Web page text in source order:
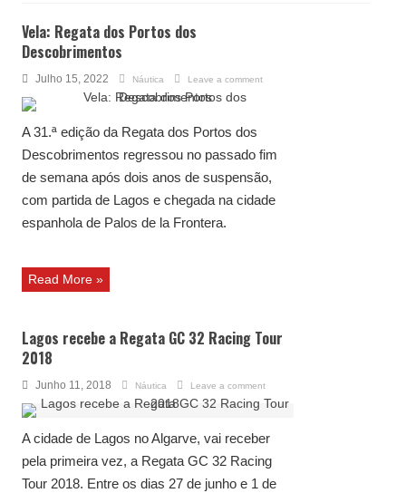
Vela: Regata dos Portos dos
Descobrimentos
Julho 15, 2022 Náutica Leave a comment
A 31.ª edição da Regata dos Portos dos
Descobrimentos regressou no passado fim
de semana após dois anos de suspensão,
com partida de Lagos e chegada na cidade
espanhola de Palos de la Frontera.
Read More »
Lagos recebe a Regata GC 32 Racing Tour
2018
Junho 11, 2018 Náutica Leave a comment
A cidade de Lagos no Algarve, vai receber
pela primeira vez, a Regata GC 32 Racing
Tour 2018. Entre os dias 27 de junho e 1 de